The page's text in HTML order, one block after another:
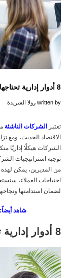
8 أدوار إدارية تحتاجها كل شركة ناشئة
written by رولا الشريدة
تعتبر الشركات الناشئة
الاقتصاد الحديث، ومع
الشركات هيكلًا إداريًا
توجيه استراتيجيات
من المديرين، يمكن
احتياجات العملاء،
لضمان استدامتها
شاهد
8 أدوار إدارية تحتاجها كل شركة ناشئة: